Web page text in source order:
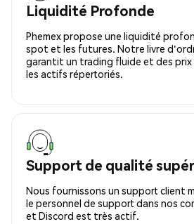
Liquidité Profonde
Phemex propose une liquidité
spot et les futures. Notre livre
garantit un trading fluide et des
les actifs répertoriés.
Support de qualité
Nous fournissons un support client
le personnel de support dans nos
et Discord est très actif.